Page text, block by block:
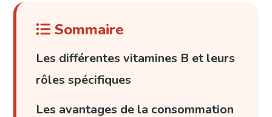
Sommaire
Les différentes vitamines B et leurs
rôles spécifiques
Les avantages de la consommation